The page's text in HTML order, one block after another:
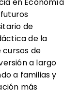
de
de la
de
a largo
a familias y
más